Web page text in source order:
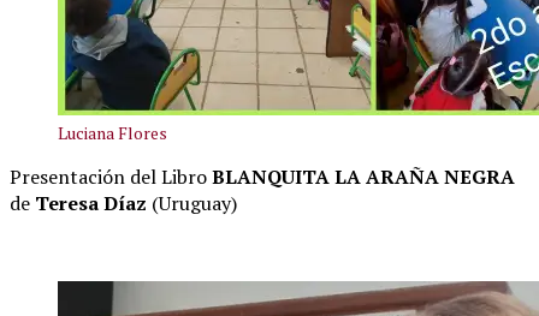
Luciana Flores
Presentación del LibroBLANQUITA LA ARAÑA NEGRA
de Teresa Díaz (Uruguay)